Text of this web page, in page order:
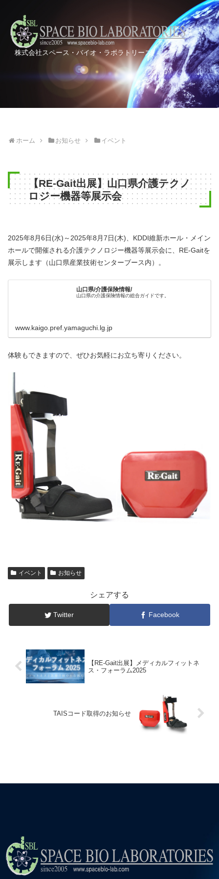
株式会社スペース・バイオ・ラボラトリーズ
ホーム お知らせ イベント
【RE-Gait出展】山口県介護テクノ
ロジー機器等展示会
2025年8月6日(水)～2025年8月7日(木)、KDDI維新ホール・メイン
ホールで開催される介護テクノロジー機器等展示会に、RE-Gaitを
展示します（山口県産業技術センターブース内）。
山口県/介護保険情報/
山口県の介護保険情報の総合ガイドです。
www.kaigo.pref.yamaguchi.lg.jp
体験もできますので、ぜひお気軽にお立ち寄りください。
イベント お知らせ
シェアする
Twitter Facebook
【RE-Gait出展】メディカルフィットネ
ス・フォーラム2025
TAISコード取得のお知らせ